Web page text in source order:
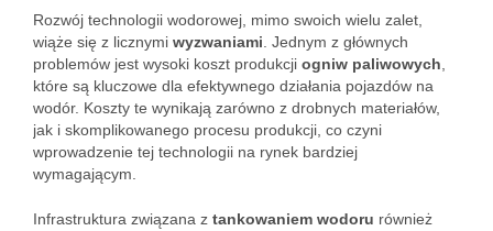
Rozwój technologii wodorowej, mimo swoich wielu zalet,
wiąże się z licznymi wyzwaniami . Jednym z głównych
problemów jest wysoki koszt produkcji ogniw paliwowych
które są kluczowe dla efektywnego działania pojazdów na
wodór. Koszty te wynikają zarówno z drobnych materiałów,
jak i skomplikowanego procesu produkcji, co czyni
wprowadzenie tej technologii na rynek bardziej
wymagającym.
Infrastruktura związana z tankowaniem wodoru również